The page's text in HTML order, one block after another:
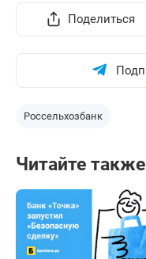
Поделиться
Россельхозбанк
Читайте также